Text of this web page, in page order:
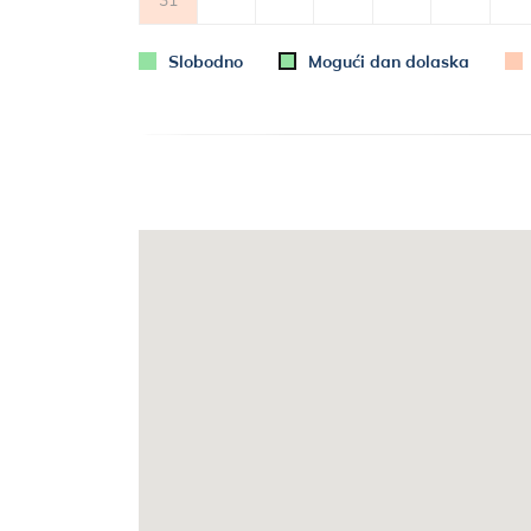
Slobodno Mogući dan dolaska